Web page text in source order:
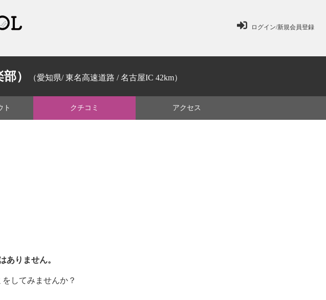
ログイン/新規会員登録
） （愛知県/ 東名高速道路 / 名古屋IC 42km）
ト クチコミ アクセス
ありません。
してみませんか？